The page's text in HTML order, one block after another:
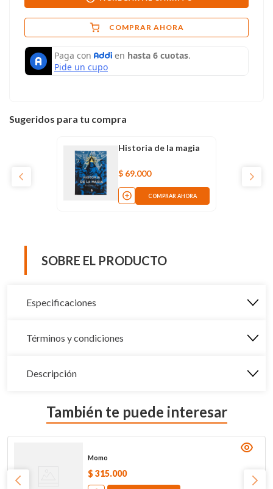
COMPRAR AHORA
Sugeridos para tu compra
Historia de la magia
$ 69.000
COMPRAR AHORA
SOBRE EL PRODUCTO
Especificaciones
Términos y condiciones
Descripción
También te puede interesar
Momo
$ 315.000